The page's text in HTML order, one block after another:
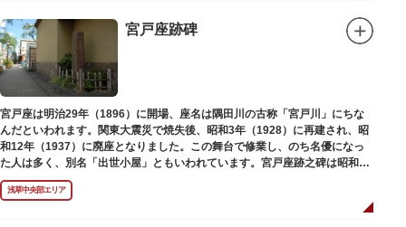
宮戸座跡碑
宮戸座は明治29年（1896）に開場、座名は隅田川の古称「宮戸川」にちな
んだといわれます。関東大震災で焼失後、昭和3年（1928）に再建され、昭
和12年（1937）に廃座となりました。この舞台で修業し、のち名優になっ
た人は多く、別名「出世小屋」ともいわれています。宮戸座跡之碑は昭和53
年（1978）に建てられました。
浅草中央部エリア